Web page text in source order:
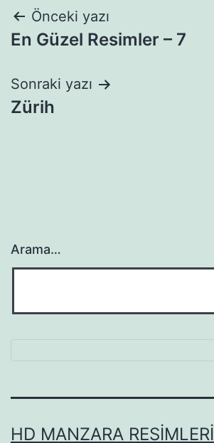
Yazı
gezinmesi
Önceki yazı
En Güzel Resimler – 7
Sonraki yazı
Zürih
Arama…
HD MANZARA RESIMLERI